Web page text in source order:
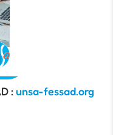
:unsa-fessad.org